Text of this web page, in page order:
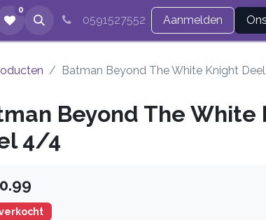
Reparaties
0
0591527552 Aanmelden
Batman Beyond The White Knight
Beyond The White
4/4